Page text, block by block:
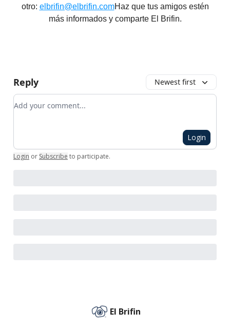
otro: elbrifin@elbrifin.comHaz que tus amigos estén
más informados y comparte El Brifin.
Reply Newest first
Add your comment
Login
Login or Subscribe to participate.
El Brifin